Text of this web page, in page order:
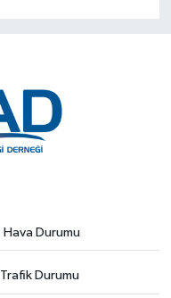
Hava Durumu
Trafik Durumu